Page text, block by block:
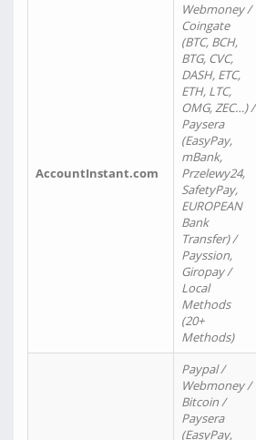
AccountInstant.com
Webmoney /
Coingate
(BTC, BCH,
BTG, CVC,
DASH, ETC,
ETH, LTC,
OMG, ZEC…) /
Paysera
(EasyPay,
mBank,
Przelewy24,
SafetyPay,
EUROPEAN
Bank
Transfer) /
Payssion,
Giropay /
Local
Methods
(20+
Methods)
Paypal /
Webmoney /
Bitcoin /
Paysera
(EasyPay,